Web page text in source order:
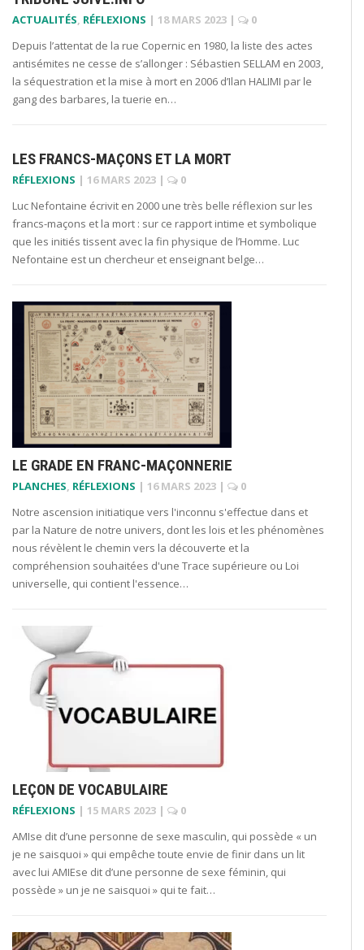
ACTUALITÉS, RÉFLEXIONS | 18 MARS 2023 |
0
Depuis l’attentat de la rue Copernic en 1980, la liste des actes
antisémites ne cesse de s’allonger : Sébastien SELLAM en 2003,
la séquestration et la mise à mort en 2006 d’Ilan HALIMI par le
gang des barbares, la tuerie en…
LES FRANCS-MAÇONS ET LA MORT
RÉFLEXIONS | 16 MARS 2023 |
0
Luc Nefontaine écrivit en 2000 une très belle réflexion sur les
francs-maçons et la mort : sur ce rapport intime et symbolique
que les initiés tissent avec la fin physique de l’Homme. Luc
Nefontaine est un chercheur et enseignant belge…
LE GRADE EN FRANC-MAÇONNERIE
PLANCHES, RÉFLEXIONS | 16 MARS 2023 |
0
Notre ascension initiatique vers l'inconnu s'effectue dans et
par la Nature de notre univers, dont les lois et les phénomènes
nous révèlent le chemin vers la découverte et la
compréhension souhaitées d'une Trace supérieure ou Loi
universelle, qui contient l'essence…
LEÇON DE VOCABULAIRE
RÉFLEXIONS | 15 MARS 2023 |
0
AMIse dit d’une personne de sexe masculin, qui possède « un
je ne saisquoi » qui empêche toute envie de finir dans un lit
avec lui AMIEse dit d’une personne de sexe féminin, qui
possède » un je ne saisquoi » qui te fait…